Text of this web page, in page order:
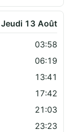
Jeudi 13 Août
03:58
06:19
13:41
17:42
21:03
23:23